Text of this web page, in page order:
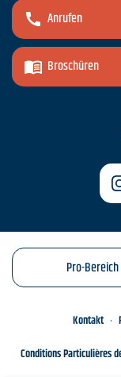
Anrufen
Broschüren
Pro-Bereich
Kontakt
Conditions Particulières